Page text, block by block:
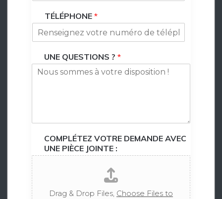
TÉLÉPHONE *
UNE QUESTIONS ? *
COMPLÉTEZ VOTRE DEMANDE AVEC
UNE PIÈCE JOINTE :
Drag & Drop Files, Choose Files to